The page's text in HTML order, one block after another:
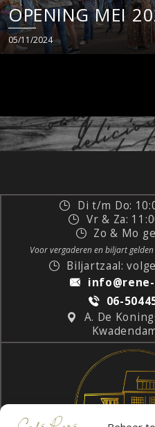
OPENING MEI
05/11/2024
Di t/m Do:
Vr & Za:
Zo & Mo
Voor vergaderen en biljart
Biljartzaal:
06-
A. De